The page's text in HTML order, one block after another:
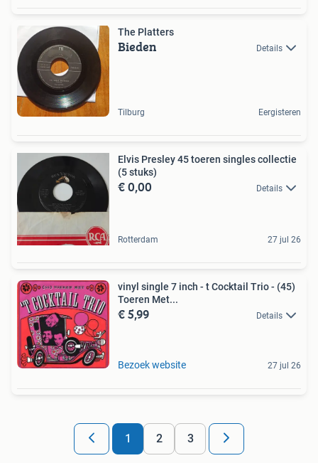
The Platters
Bieden Details
Tilburg Eergisteren
Elvis Presley 45 toeren singles collectie
(5 stuks)
€ 0,00 Details
Rotterdam 27 jul 26
vinyl single 7 inch - t Cocktail Trio - (45)
Toeren Met...
€ 5,99 Details
Bezoek website 27 jul 26
1 2 3